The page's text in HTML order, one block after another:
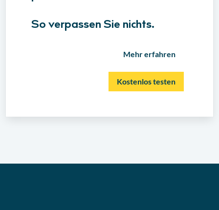
So verpassen Sie nichts.
Mehr erfahren
Kostenlos testen